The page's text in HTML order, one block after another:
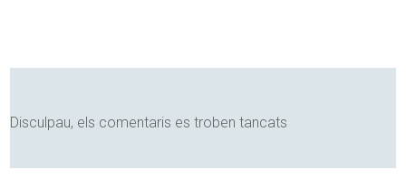
Disculpau, els comentaris es troben tancats